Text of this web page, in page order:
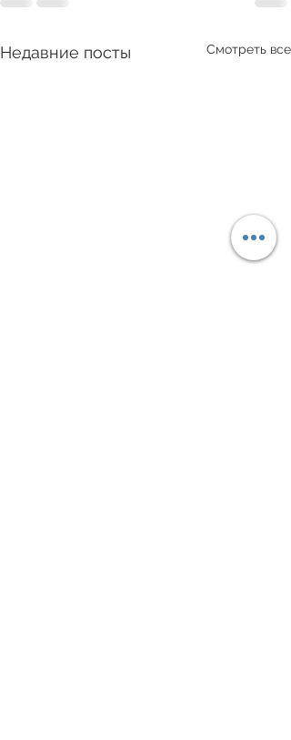
Недавние посты Смотреть все